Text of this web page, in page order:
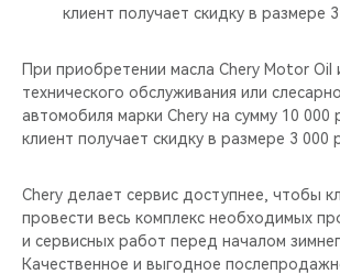
НОВИНКИ
ПОДДЕРЖКА
CHERY CONNECT
CHERY В СОЦСЕТЯХ
ЛЮДИ CHERY
CHERY REMOTE
CHERY И СПОРТ
клиент получает скидку в размере
При приобретении масла Chery Motor Oil
технического обслуживания или
автомобиля марки Chery на сумму 10 000
клиент получает скидку в размере 3 000
Chery делает сервис доступнее, чтобы
провести весь комплекс необходимых
и сервисных работ перед началом
Качественное и выгодное